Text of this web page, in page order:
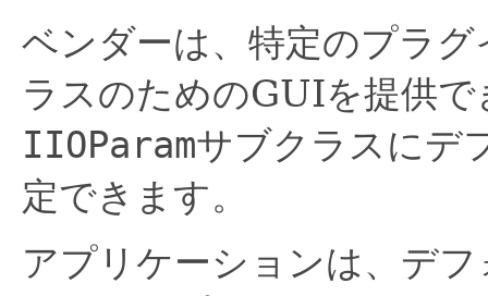
ベンダーは、特定のプラ
ラスのためのGUIを提供で
IIOParamサブクラスにデ
定できます。
アプリケーションは、デ